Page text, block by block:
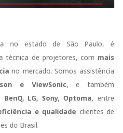
no estado de São Paulo, é
técnica de projetores, com mais
no mercado. Somos assistência
e ViewSonic, e também
BenQ, LG, Sony, Optoma, entre
e qualidade clientes de
do Brasil.